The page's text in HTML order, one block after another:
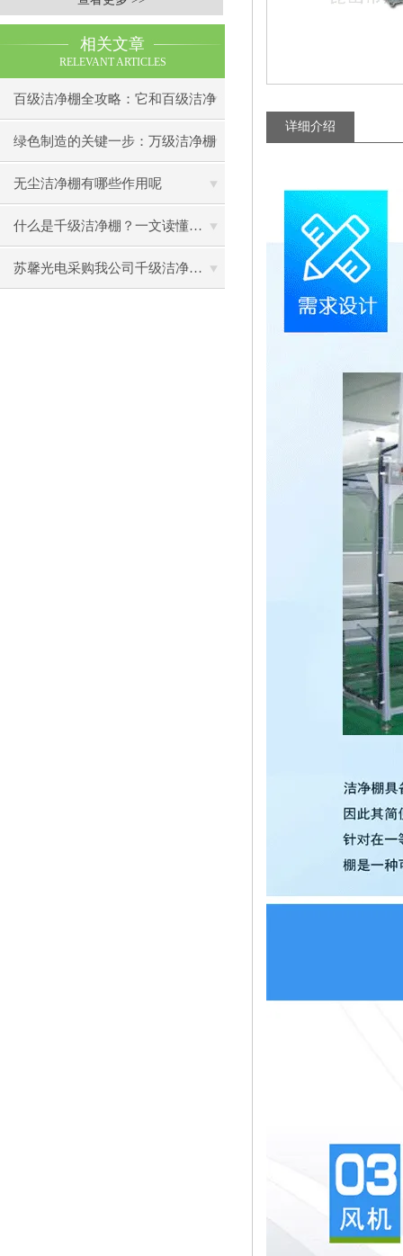
相关文章
RELEVANT ARTICLES
百级洁净棚全攻略：它和百级洁净
室到底有什么区别？
绿色制造的关键一步：万级洁净棚
助力环保型半导体产业发展
无尘洁净棚有哪些作用呢
什么是千级洁净棚？一文读懂其结构特点与局部净化优势
苏馨光电采购我公司千级洁净棚普通工作台一批（7月07日）已顺利交货
详细介绍